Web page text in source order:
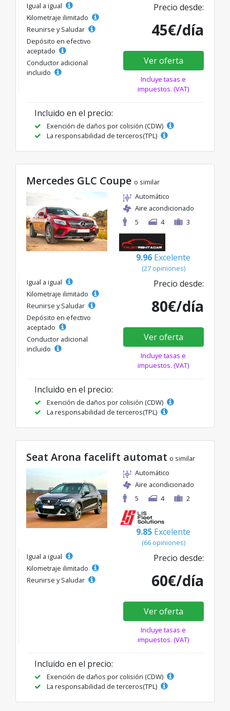
Igual a igual
Kilometraje ilimitado
Reunirse y Saludar
Depósito en efectivo
aceptado
Conductor adicional
incluido
Precio desde:
45€/día
Ver oferta
Incluye tasas e
impuestos. (VAT)
Incluido en el precio:
Exención de daños por colisión (CDW)
La responsabilidad de terceros(TPL)
Mercedes GLC Coupe o similar
Automático
Aire acondicionado
5
4 3
9.96 Excelente
(27 opiniones)
Igual a igual
Kilometraje ilimitado
Reunirse y Saludar
Depósito en efectivo
aceptado
Conductor adicional
incluido
Precio desde:
80€/día
Ver oferta
Incluye tasas e
impuestos. (VAT)
Incluido en el precio:
Exención de daños por colisión (CDW)
La responsabilidad de terceros(TPL)
Seat Arona facelift automat o similar
Automático
Aire acondicionado
5
4 2
9.85 Excelente
(66 opiniones)
Igual a igual
Kilometraje ilimitado
Reunirse y Saludar
Precio desde:
60€/día
Ver oferta
Incluye tasas e
impuestos. (VAT)
Incluido en el precio:
Exención de daños por colisión (CDW)
La responsabilidad de terceros(TPL)